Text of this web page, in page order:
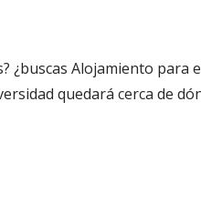
¿buscas Alojamiento para
quedará cerca de